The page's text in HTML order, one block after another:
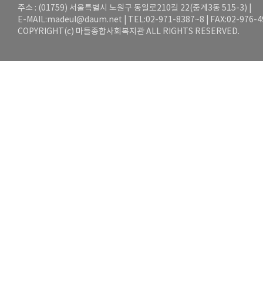
주소 : (01759) 서울특별시 노원구 동일로210길 22(중계3동 515-3) |
E-MAIL:madeul@daum.net | TEL:02-971-8387~8 | FAX:02-976-
COPYRIGHT(c) 마들종합사회복지관 ALL RIGHTS RESERVED.